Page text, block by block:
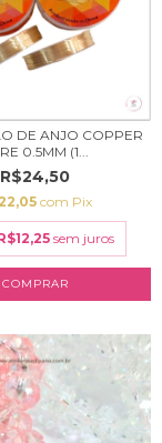
DE ANJO COPPER
0.5MM (1...
R$24,50
com Pix
sem juros
COMPRAR